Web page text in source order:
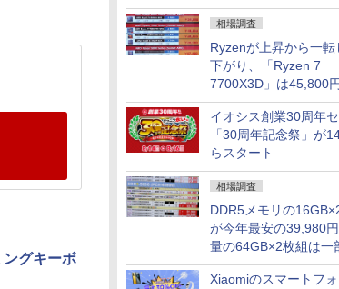
になる？
相場調査
Ryzenが上昇から一転
下がり、「Ryzen 7
7700X3D」は45,800円
落し「Ryzen 7
との価格逆転解消 [8月
CPU価格]
イオシス創業30周年
「30周年記念祭」が
らスタート
相場調査
DDR5メモリの
が今年最安の39,980
量の64GB×2枚組は一
騰 [8月前半のメモリ
Xiaomiのスマートフ
グキーボ